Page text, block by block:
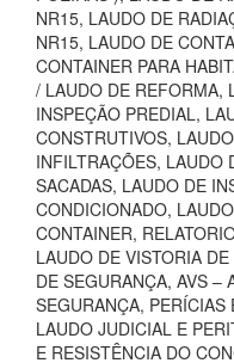
NR15, LAUDO DE
NR15, LAUDO DE
CONTAINER PARA
/ LAUDO DE REFORMA,
INSPEÇÃO PREDIAL,
CONSTRUTIVOS,
INFILTRAÇÕES, LAUDO
SACADAS, LAUDO DE
CONDICIONADO,
CONTAINER,
LAUDO DE VISTORIA
DE SEGURANÇA, AVS –
SEGURANÇA,
LAUDO JUDICIAL E
E RESISTÊNCIA DO